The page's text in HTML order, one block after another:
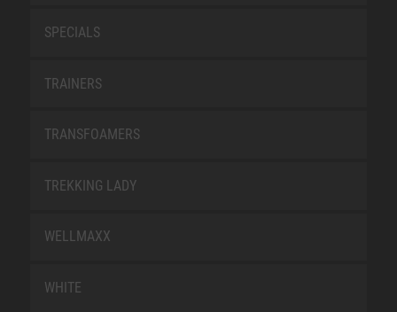
SPECIALS
TRAINERS
TRANSFOAMERS
TREKKING LADY
WELLMAXX
WHITE